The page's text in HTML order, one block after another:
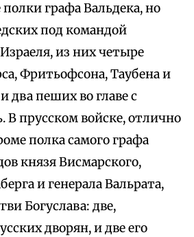
графа Вальдека, но
под командой
из них четыре
Фритьофсона, Таубена и
пеших во главе с
В прусском войске, отлично
полка самого графа
князя Висмарского,
и генерала Вальрата,
Богуслава: две,
дворян, и две его